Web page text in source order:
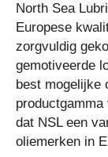
North Sea
Europese
zorgvuldig
gemotiveerde
best mogelijke
dat NSL een
oliemerken in